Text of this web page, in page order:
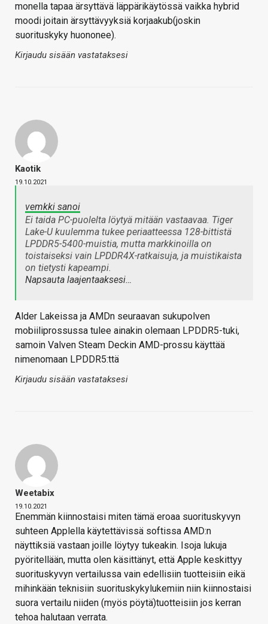
monella tapaa ärsyttävä läppärikäytössä vaikka hybrid
moodi joitain ärsyttävyyksiä korjaakub(joskin
suorituskyky huononee).
Kirjaudu sisään vastataksesi
Kaotik
19.10.2021
vemkki sanoi
Ei taida PC-puolelta löytyä mitään vastaavaa. Tiger
Lake-U kuulemma tukee periaatteessa 128-bittistä
LPDDR5-5400-muistia, mutta markkinoilla on
toistaiseksi vain LPDDR4X-ratkaisuja, ja muistikaista
on tietysti kapeampi.
Napsauta laajentaaksesi…
Alder Lakeissa ja AMDn seuraavan sukupolven
mobiiliprossussa tulee ainakin olemaan LPDDR5-tuki,
samoin Valven Steam Deckin AMD-prossu käyttää
nimenomaan LPDDR5:ttä
Kirjaudu sisään vastataksesi
Weetabix
19.10.2021
Enemmän kiinnostaisi miten tämä eroaa suorituskyvyn
suhteen Applella käytettävissä softissa AMD:n
näyttiksiä vastaan joille löytyy tukeakin. Isoja lukuja
pyöritellään, mutta olen käsittänyt, että Apple keskittyy
suorituskyvyn vertailussa vain edellisiin tuotteisiin eikä
mihinkään teknisiin suorituskykylukemiin niin kiinnostaisi
suora vertailu niiden (myös pöytä)tuotteisiin jos kerran
tehoa halutaan verrata.